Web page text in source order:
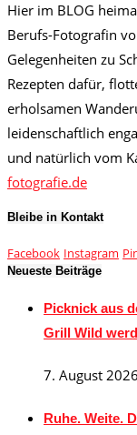
Hier im BLOG
Berufs-Fotografin
Gelegenheiten zu
Rezepten dafür,
erholsamen
leidenschaftlich
und natürlich vom
fotografie.de
Bleibe in Kontakt
Facebook Instagram
Neueste Beiträge
Picknick aus
Grill Wild
7. August 2026
Ruhe. Weite.